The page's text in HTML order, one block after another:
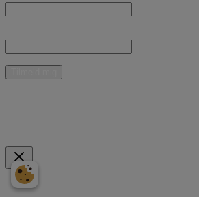
Indkøbskurv
Scroll to Top